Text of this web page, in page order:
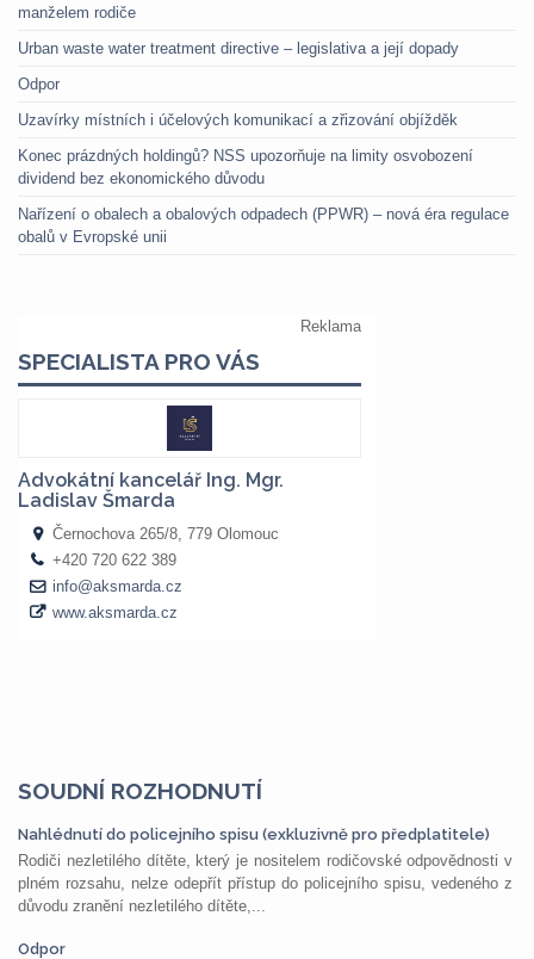
manželem rodiče
Urban waste water treatment directive – legislativa a její dopady
Odpor
Uzavírky místních i účelových komunikací a zřizování objížděk
Konec prázdných holdingů? NSS upozorňuje na limity osvobození
dividend bez ekonomického důvodu
Nařízení o obalech a obalových odpadech (PPWR) – nová éra regulace
obalů v Evropské unii
SOUDNÍ ROZHODNUTÍ
Nahlédnutí do policejního spisu (exkluzivně pro předplatitele)
Rodiči nezletilého dítěte, který je nositelem rodičovské odpovědnosti v
plném rozsahu, nelze odepřít přístup do policejního spisu, vedeného z
důvodu zranění nezletilého dítěte,...
Odpor